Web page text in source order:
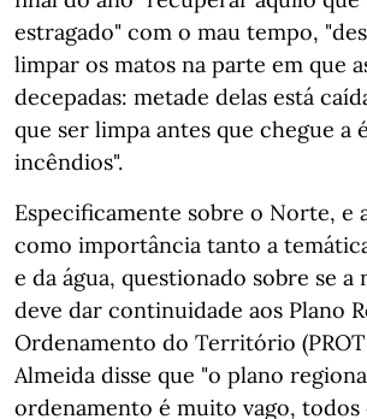
estragado" com o mau tempo,
limpar os matos na parte em que
decepadas: metade delas está
que ser limpa antes que chegue a
incêndios".
Especificamente sobre o Norte, e
como importância tanto a
e da água, questionado sobre se a
deve dar continuidade aos Plano
Ordenamento do Território
Almeida disse que "o plano
ordenamento é muito vago, todos